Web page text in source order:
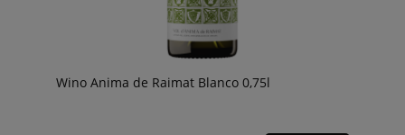
Wino Anima de Raimat Blanco 0,75l